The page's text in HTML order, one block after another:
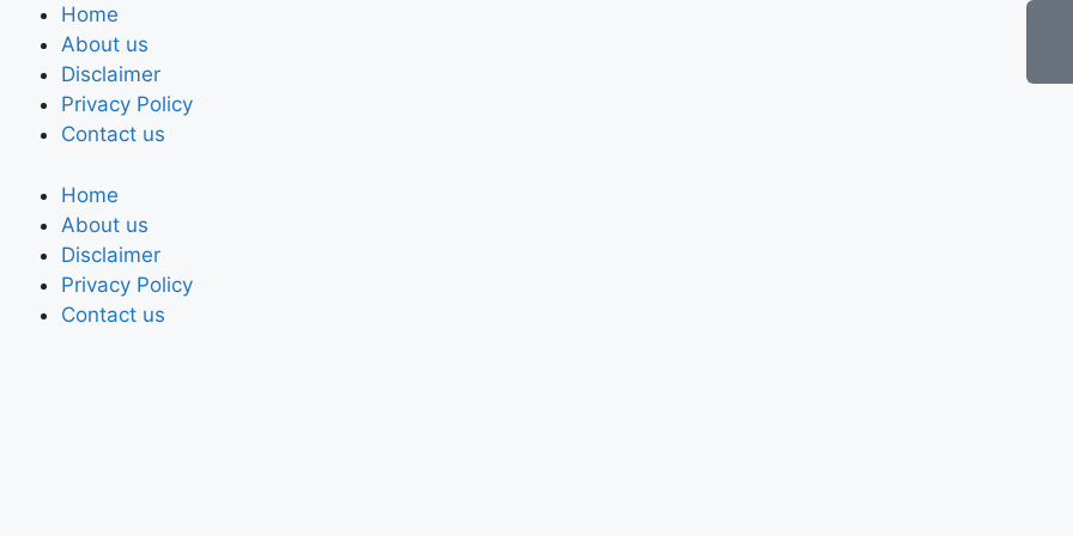
Home
About us
Disclaimer
Privacy Policy
Contact us
Home
About us
Disclaimer
Privacy Policy
Contact us